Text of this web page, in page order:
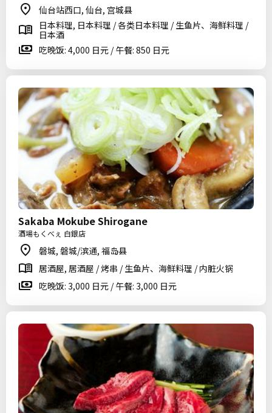
仙台站西口, 仙台, 宫城县
日本料理, 日本料理 / 各类日本料理 / 生鱼片、海鲜料理 /
日本酒
吃晚饭: 4,000 日元 / 午餐: 850 日元
Sakaba Mokube Shirogane
酒場もくべぇ 白銀店
磐城, 磐城/滨通, 福岛县
居酒屋, 居酒屋 / 烤串 / 生鱼片、海鲜料理 / 内脏火锅
吃晚饭: 3,000 日元 / 午餐: 3,000 日元